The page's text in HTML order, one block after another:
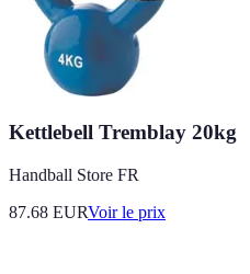
Kettlebell Tremblay 20kg
Handball Store FR
87.68 EURVoir le prix